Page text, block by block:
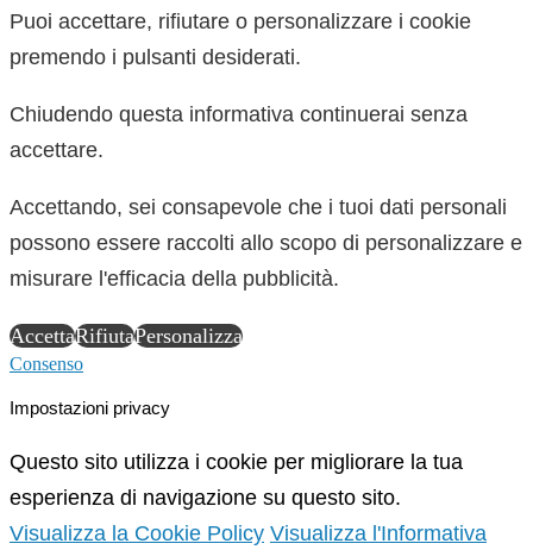
Puoi accettare, rifiutare o personalizzare i cookie
premendo i pulsanti desiderati.
Chiudendo questa informativa continuerai senza
accettare.
Accettando, sei consapevole che i tuoi dati personali
possono essere raccolti allo scopo di personalizzare e
misurare l'efficacia della pubblicità.
AccettaRifiutaPersonalizza
Consenso
Impostazioni privacy
Questo sito utilizza i cookie per migliorare la tua
esperienza di navigazione su questo sito.
Visualizza la Cookie Policy Visualizza l'Informativa